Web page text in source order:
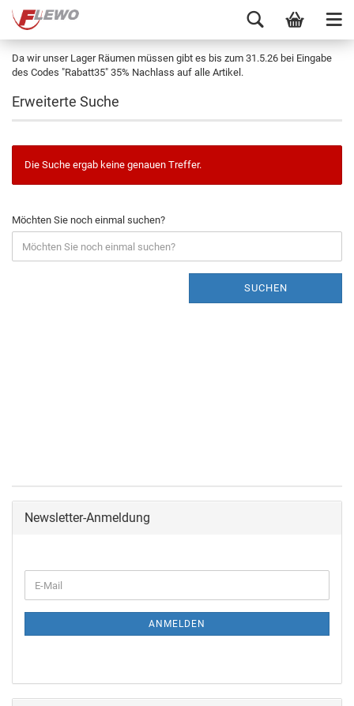
Da wir unser Lager Räumen müssen gibt es bis zum 31.5.26 bei Eingabe
des Codes "Rabatt35" 35% Nachlass auf alle Artikel.
Erweiterte Suche
Die Suche ergab keine genauen Treffer.
Möchten Sie noch einmal suchen?
SUCHEN
Newsletter-Anmeldung
ANMELDEN